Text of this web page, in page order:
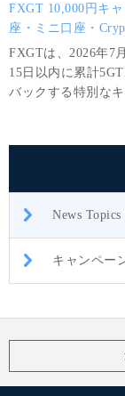
FXGT 10,000円キ
座・ミニ口座・
FXGTは、2026年7
15日以内に累計
バックする特別な
News Topics
キャンペー